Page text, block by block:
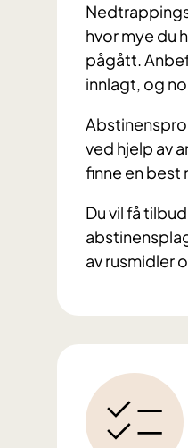
hvor mye du
pågått.
innlagt, og
ved hjelp av
finne en best
Du vil få
av rusmidler